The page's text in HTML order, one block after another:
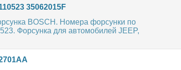
35062015F
BOSCH. Номера форсунки по
Форсунка для автомобилей JEEP,